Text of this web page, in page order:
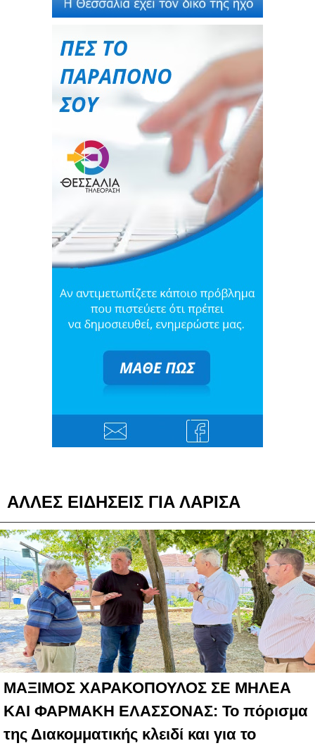
ΑΛΛΕΣ ΕΙΔΗΣΕΙΣ ΓΙΑ ΛΑΡΙΣΑ
ΜΑΞΙΜΟΣ ΧΑΡΑΚΟΠΟΥΛΟΣ ΣΕ ΜΗΛΕΑ
ΚΑΙ ΦΑΡΜΑΚΗ ΕΛΑΣΣΟΝΑΣ: Το πόρισμα
της Διακομματικής κλειδί και για το